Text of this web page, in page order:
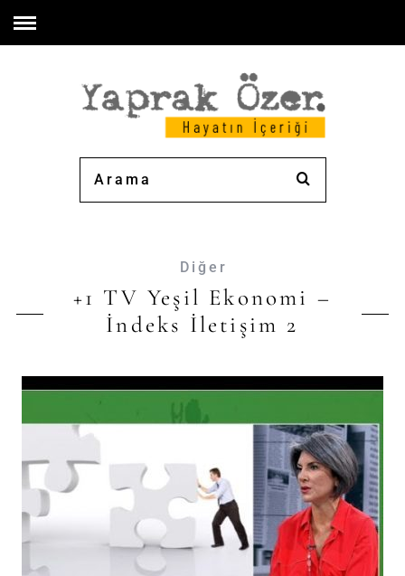
Diğer
+1 TV Yeşil Ekonomi –
İndeks İletişim 2